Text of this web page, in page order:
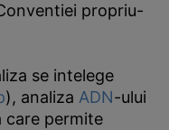
propriu-
se intelege
), analiza ADN-ului
care permite